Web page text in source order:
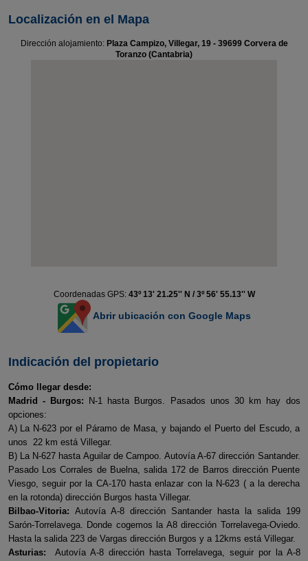
Localización en el Mapa
Dirección alojamiento: Plaza Campizo, Villegar, 19 - 39699 Corvera de
Toranzo (Cantabria)
Coordenadas GPS: 43º 13' 21.25'' N / 3º 56' 55.13'' W
Abrir ubicación con Google Maps
Indicación del propietario
Cómo llegar desde:
Madrid - Burgos:
N-1 hasta Burgos. Pasados unos 30 km hay dos
opciones:
A) La N-623 por el Páramo de Masa, y bajando el Puerto del Escudo, a
unos 22 km está Villegar.
B) La N-627 hasta Aguilar de Campoo. Autovía A-67 dirección Santander.
Pasado Los Corrales de Buelna, salida 172 de Barros dirección Puente
Viesgo, seguir por la CA-170 hasta enlazar con la N-623 ( a la derecha
en la rotonda) dirección Burgos hasta Villegar.
Bilbao-Vitoria: Autovía A-8 dirección Santander hasta la salida 199
Sarón-Torrelavega. Donde cogemos la A8 dirección Torrelavega-Oviedo.
Hasta la salida 223 de Vargas dirección Burgos y a 12kms está Villegar.
Asturias: Autovía A-8 dirección hasta Torrelavega, seguir por la A-8